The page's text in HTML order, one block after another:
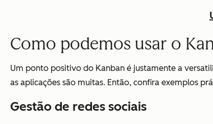
Como podemos usar o
Um ponto positivo do Kanban é justamente a
as aplicações são muitas. Então, confira exemplos
Gestão de redes sociais